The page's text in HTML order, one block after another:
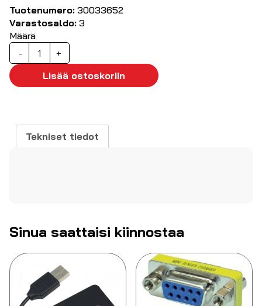
Tuotenumero: 30033652
Varastosaldo: 3
Määrä
-
USB-
läpivientisovitin
NAUSB3-
B
+
Lisää ostoskoriin
Tekniset tiedot
Sinua saattaisi kiinnostaa